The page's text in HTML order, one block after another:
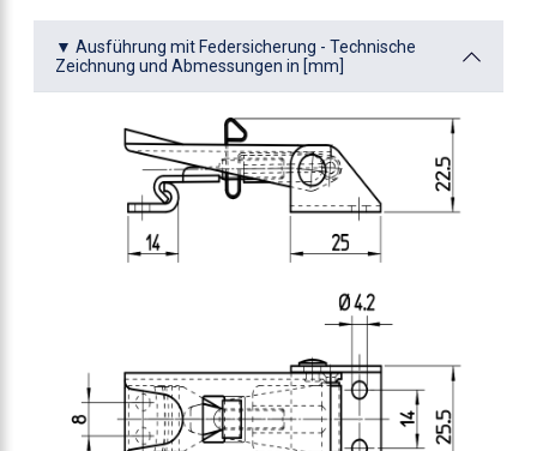
▼ Ausführung mit Federsicherung - Technische
Zeichnung und Abmessungen in [mm]